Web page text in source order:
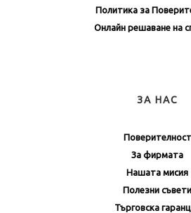
Политика за
Онлайн решаване на
ЗА НАС
Поверителност
За фирмата
Нашата мисия
Полезни съвети
Търговска